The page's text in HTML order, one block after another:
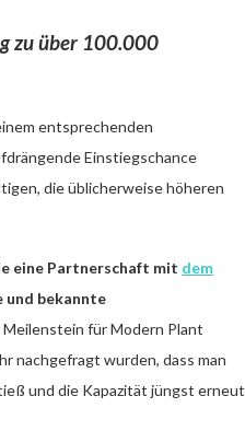
zu über 100.000
entsprechenden
Einstiegschance
die üblicherweise höheren
eine Partnerschaft mit dem
und bekannte
für Modern Plant
nachgefragt wurden, dass man
und die Kapazität jüngst erneut